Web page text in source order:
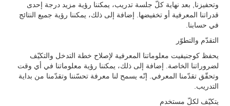
وتحفيزنا, بعد نهاية كلّ جلسة تدريب، يمكننا رؤية مزيد درجة إحدى
قدراتنا المعرفية أو تخفيضها. إضافة إلى ذلك، يمكننا رؤية جميع النتائج
في حسابنا.
التقدّم والتطوّر
يحفظ كوجنيفيت معلوماتنا المعرفية لإصلاح خطة التدخل والتكيّف
لضروراتنا الخاصة. إضافة إلى ذلك، يمكننا رؤية معلوماتنا في أي وقت
وتحقّق تقدّمنا المعرفي. إنّه يسمح لنا معرفة تحسّننا وتقدّمنا من بداية
التدريب.
يتكيّف لكلّ مستخدم